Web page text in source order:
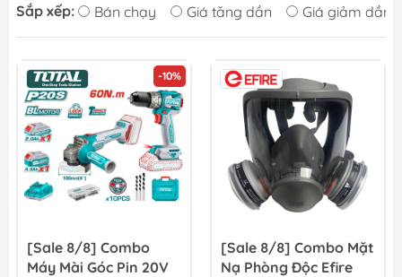
Sắp xếp: Bán chạy Giá tăng dần Giá giảm dần
-10%
[Sale 8/8] Combo
Máy Mài Góc Pin 20V
[Sale 8/8] Combo Mặt
Nạ Phòng Độc Efire